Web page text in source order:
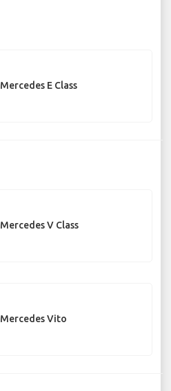
Mercedes E Class
Mercedes V Class
Mercedes Vito